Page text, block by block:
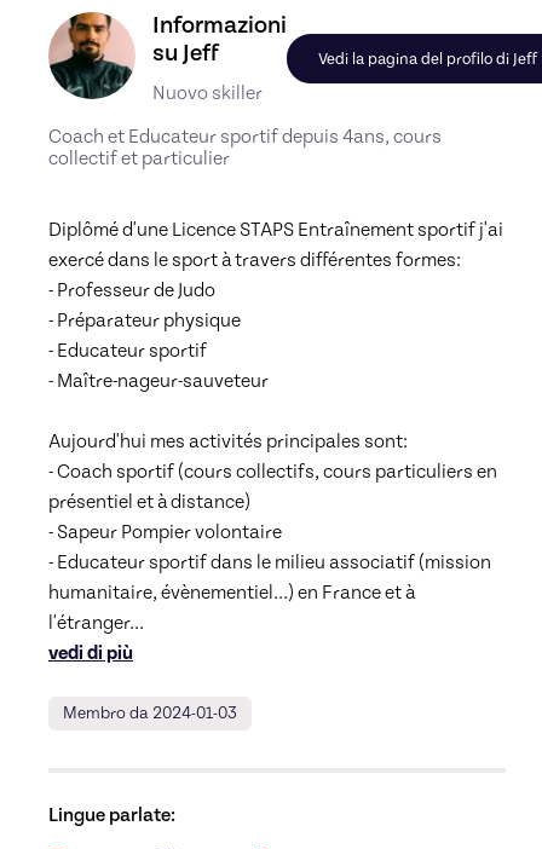
Scopri il profilo di Jeff, Skiller in Remise en forme
Informazioni
su Jeff
Nuovo skiller
Vedi la pagina del profilo di Jeff
Coach et Educateur sportif depuis 4ans, cours
collectif et particulier
Diplômé d'une Licence STAPS Entraînement sportif j'ai
exercé dans le sport à travers différentes formes:
- Professeur de Judo
- Préparateur physique
- Educateur sportif
- Maître-nageur-sauveteur
Aujourd'hui mes activités principales sont:
- Coach sportif (cours collectifs, cours particuliers en
présentiel et à distance)
- Sapeur Pompier volontaire
- Educateur sportif dans le milieu associatif (mission
humanitaire, évènementiel...) en France et à
l'étranger...
vedi di più
Membro da 2024-01-03
Lingue parlate: